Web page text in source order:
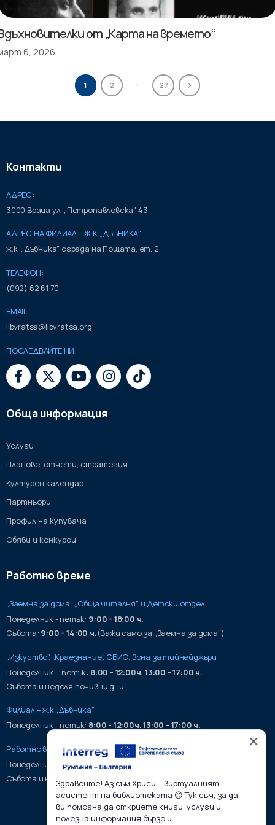
от „Карта на времето“
6, 2026
1 2 … 27
Контакти
АДРЕС:
3000 Враца ул. „Петропавловска" 43
АДРЕС НА ФИЛИАЛ – Ж.К „ДЪБНИКА"
ж.к. „Дъбника" сграда на Пощата, ет. 2
ТЕЛЕФОН:
(092) 62 61 70
EMAIL:
libvratsa@libvratsa.org
ПОСЛЕДВАЙТЕ НИ:
Обща информация
Услуги
Планове, отчети, стратегия
Културен календар
Партньори
Профил на купувача
Обяви и конкурси
Работно време
„Заемна за дома", „Обща читалня" и Детски отдел
Понеделник - петък: 9:00 - 18:00 ч.
Събота: 9:00 - 14:00 ч.(Важи само за „Заемна за дома“)
„Изкуство", „Краезнание", СБИО, Зона за тийнейджъри
Понеделник. - петък: 8:00 - 12:00ч. 13:00 - 17:00 ч.
Събота и неделя почивни дни.
Филиал – ж.к „Дъбника"
Понеделник - петък: 8:00 - 12:00ч. 13:00 - 17:00 ч.
Работно време на хранилища:
Понеделник - петък:9:00 - 17:00ч.
Събота и неделя почивни дни.
✕
Здравейте! Аз съм Хриси – виртуалният
асистент на библиотеката 😊 Тук съм, за да
ви помогна да откриете книги, услуги и
полезна информация бързо и